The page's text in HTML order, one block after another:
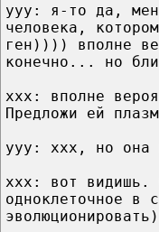
yyy: я-то да,
человека,
ген)))) вполне
конечно... но
xxx: вполне
Предложи ей
ууу: ххх, но она
ххх: вот видишь.
одноклеточное в
эволюционировать)